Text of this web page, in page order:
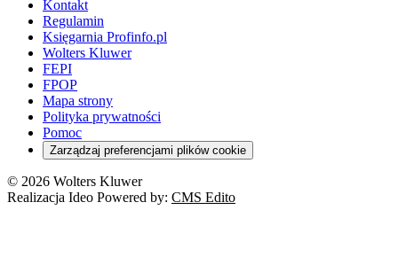
Kontakt
Regulamin
Księgarnia Profinfo.pl
Wolters Kluwer
FEPI
FPOP
Mapa strony
Polityka prywatności
Pomoc
Zarządzaj preferencjami plików cookie
© 2026 Wolters Kluwer
Realizacja Ideo Powered by: CMS Edito